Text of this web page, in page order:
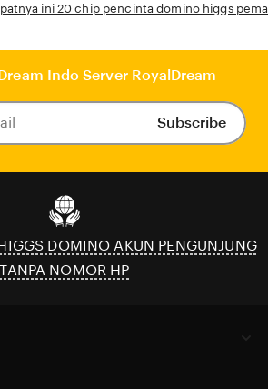
ini 20 chip pencinta domino higgs
Indo Server RoyalDream
Subscribe
DOMINO AKUN PENGUNJUNG
TANPA NOMOR HP